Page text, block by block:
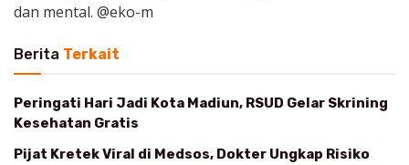
dan mental. @eko-m
Berita Terkait
Peringati Hari Jadi Kota Madiun, RSUD Gelar Skrining
Kesehatan Gratis
Pijat Kretek Viral di Medsos, Dokter Ungkap Risiko